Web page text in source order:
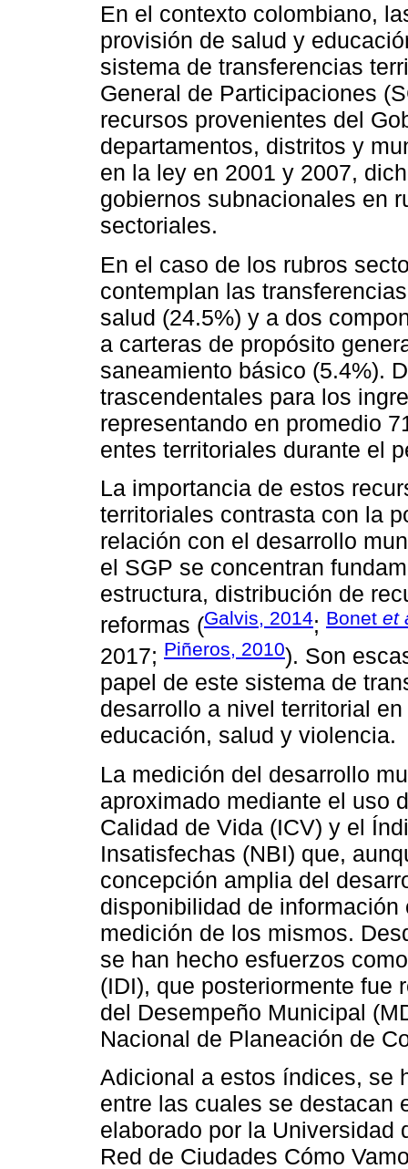
En el contexto colombiano,
provisión de salud y
sistema de transferencias
General de Participaciones
recursos provenientes del
departamentos, distritos y
en la ley en 2001 y 2007,
gobiernos subnacionales en
sectoriales.
En el caso de los rubros
contemplan las
salud (24.5%) y a dos
a carteras de propósito
saneamiento básico (5.4%).
trascendentales para los
representando en promedio
entes territoriales durante el
La importancia de estos
territoriales contrasta con la
relación con el desarrollo
el SGP se concentran
estructura, distribución de
reformas (Galvis, 2014; Bonet et
2017; Piñeros, 2010). Son
papel de este sistema de
desarrollo a nivel territorial
educación, salud y violencia.
La medición del desarrollo
aproximado mediante el uso
Calidad de Vida (ICV) y el
Insatisfechas (NBI) que,
concepción amplia del
disponibilidad de
medición de los mismos.
se han hecho esfuerzos
(IDI), que posteriormente fue
del Desempeño Municipal
Nacional de Planeación de
Adicional a estos índices, se
entre las cuales se destacan
elaborado por la Universidad
Red de Ciudades Cómo